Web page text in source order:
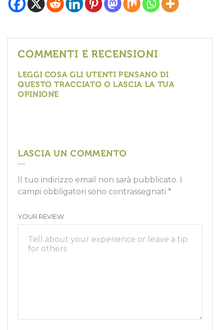
COMMENTI E RECENSIONI
LEGGI COSA GLI UTENTI PENSANO DI
QUESTO TRACCIATO O LASCIA LA TUA
OPINIONE
LASCIA UN COMMENTO
Il tuo indirizzo email non sarà pubblicato. I
campi obbligatori sono contrassegnati *
YOUR REVIEW